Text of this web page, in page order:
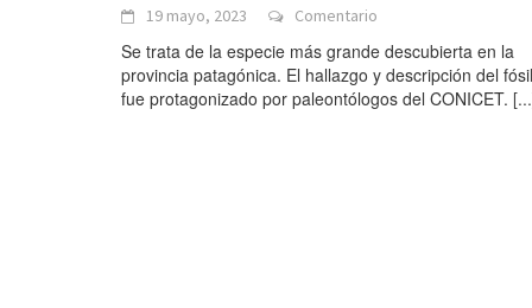
19 mayo, 2023 Comentario
Se trata de la especie más grande descubierta en la
provincia patagónica. El hallazgo y descripción del fósil
fue protagonizado por paleontólogos del CONICET.